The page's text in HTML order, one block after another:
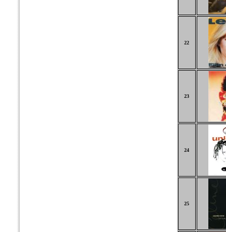
22
23
24
25